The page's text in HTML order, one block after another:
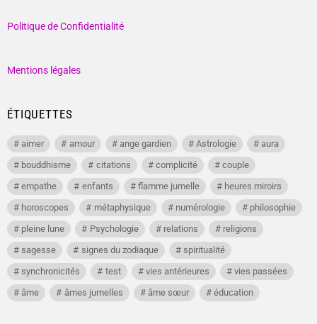
Politique de Confidentialité
Mentions légales
ÉTIQUETTES
aimer amour ange gardien Astrologie
aura
bouddhisme
citations complicité
couple
empathe
enfants flamme jumelle
heures miroirs
horoscopes
métaphysique numérologie
philosophie
pleine lune
Psychologie relations
religions
sagesse
signes du zodiaque
spiritualité
synchronicités
test vies antérieures
vies passées
âme
âmes jumelles âme sœur éducation